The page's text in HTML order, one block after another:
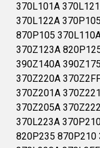
370L101A
370L122A
870P105
370Z123A
390Z140A
370Z220A
370Z201A
370Z205A
370L223A
820P235 870P210